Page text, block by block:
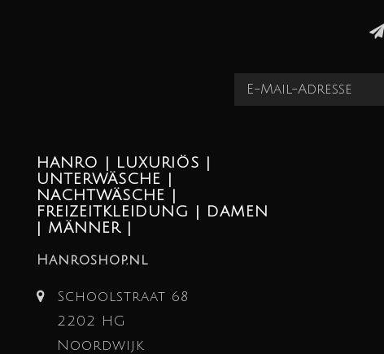
HANRO | LUXURIÖS |
UNTERWÄSCHE |
NACHTWÄSCHE |
FREIZEITKLEIDUNG | DAMEN
| MÄNNER |
Hanroshop.nl
Schoolstraat 68
2202 HG
Noordwijk